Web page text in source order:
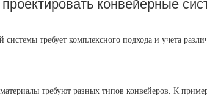
системы требует комплексного подхода и учета
требуют разных типов конвейеров. К